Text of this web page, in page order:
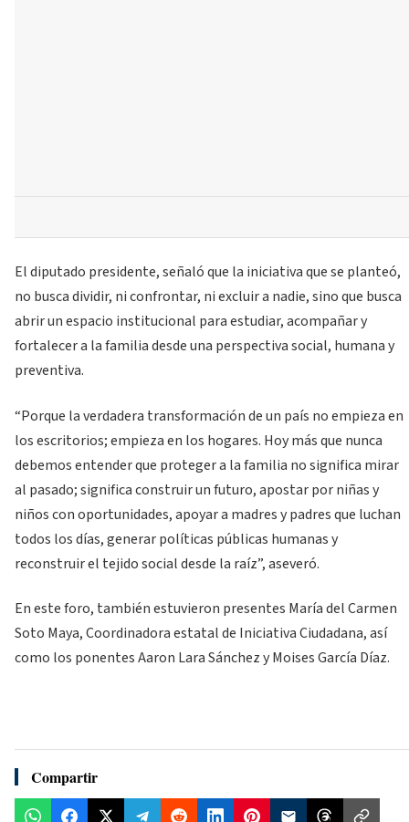
El diputado presidente, señaló que la iniciativa que se planteó,
no busca dividir, ni confrontar, ni excluir a nadie, sino que busca
abrir un espacio institucional para estudiar, acompañar y
fortalecer a la familia desde una perspectiva social, humana y
preventiva.
“Porque la verdadera transformación de un país no empieza en
los escritorios; empieza en los hogares. Hoy más que nunca
debemos entender que proteger a la familia no significa mirar
al pasado; significa construir un futuro, apostar por niñas y
niños con oportunidades, apoyar a madres y padres que luchan
todos los días, generar políticas públicas humanas y
reconstruir el tejido social desde la raíz”, aseveró.
En este foro, también estuvieron presentes María del Carmen
Soto Maya, Coordinadora estatal de Iniciativa Ciudadana, así
como los ponentes Aaron Lara Sánchez y Moises García Díaz.
Compartir